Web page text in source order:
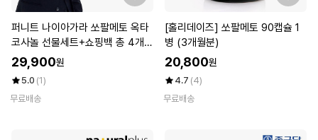
퍼니트 나이아가라 쏘팔메토 옥타
코사놀 선물세트+쇼핑백 총 4개월
분
29,900원
5.0 (1)
무료배송
[홀리데이즈] 쏘팔메토 90캡슐 1
병 (3개월분)
20,800원
4.7 (4)
무료배송